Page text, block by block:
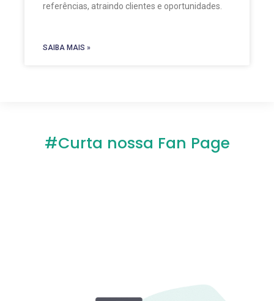
referências, atraindo clientes e oportunidades.
SAIBA MAIS »
#Curta nossa Fan Page